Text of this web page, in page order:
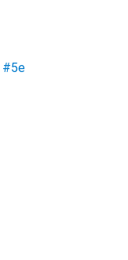
#5e